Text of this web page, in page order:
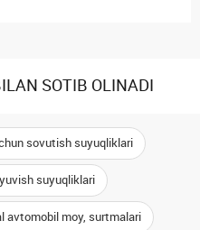
SOTIB OLINADI
sovutish suyuqliklari
suyuqliklari
avtomobil moy, surtmalari